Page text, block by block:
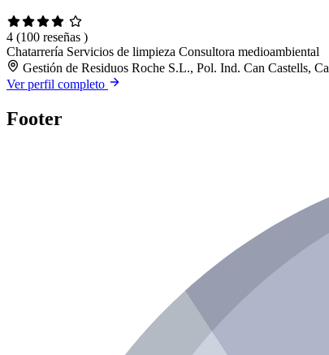
4 (100 reseñas )
Chatarrería Servicios de limpieza Consultora medioambiental
Gestión de Residuos Roche S.L., Pol. Ind. Can Castells,
Ver perfil completo
Footer